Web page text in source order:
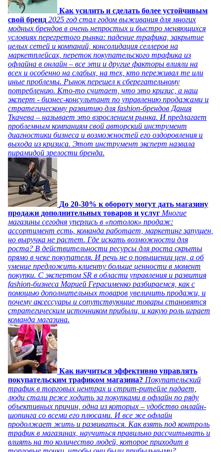
Как усилить и сделать более устойчивым
свой бренд 2025 год стал годом выживания для многих
модных брендов в очень непростых и быстро меняющихся
условиях перегретого рынка: падение трафика, закрытие
целых сетей и компаний, консолидация селлеров на
маркетплейсах, переток покупательского трафика из
офлайна в онлайн – все эти и другие факторы влияли на
всех и особенно на слабых, на тех, кто переживал те или
иные проблемы. Рынок перешел к сберегательному
потреблению. Кто-то считает, что это кризис, а наш
эксперт - бизнес-консультант по управлению продажами и
стратегическому развитию для fashion-брендов Дания
Ткачева – называет это взрослением рынка. И предлагает
проблемным компаниям свой авторский инструмент
диагностики бизнеса и возможностей его оздоровления и
выхода из кризиса. Этот инструмент эксперт назвала
пирамидой зрелости бренда.
До 20-30% к обороту могут дать магазину
продажи дополнительных товаров и услуг Многие
магазины сегодня уперлись в «потолок» продаж:
ассортимент есть, команда работает, маркетинг запущен,
но выручка не растет. Где искать возможности для
роста? В действительности ресурсы для роста скрыты
прямо в чеке покупателя. И речь не о повышении цен, а об
умение предложить клиенту больше ценности в момент
покупки. С экспертом SR в области управления и развития
fashion-бизнеса Марией Герасименко разбираемся, как с
помощью дополнительных товаров увеличить продажи, и
почему аксессуары и сопутствующие товары становятся
стратегическим источником прибыли, и какую роль играет
команда магазина.
Как научиться эффективно управлять
покупательским трафиком магазина? Покупательский
трафик в торговых центрах и стрит-ритейле падает,
люди стали реже ходить за покупками в офлайн по ряду
объективных причин, одна из которых – удобство онлайн-
шопинга со всеми его плюсами. И все же офлайн
продолжает жить и развиваться. Как взять под контроль
трафик в магазинах, научиться правильно рассчитывать и
влиять на то количество людей, которое приходит в